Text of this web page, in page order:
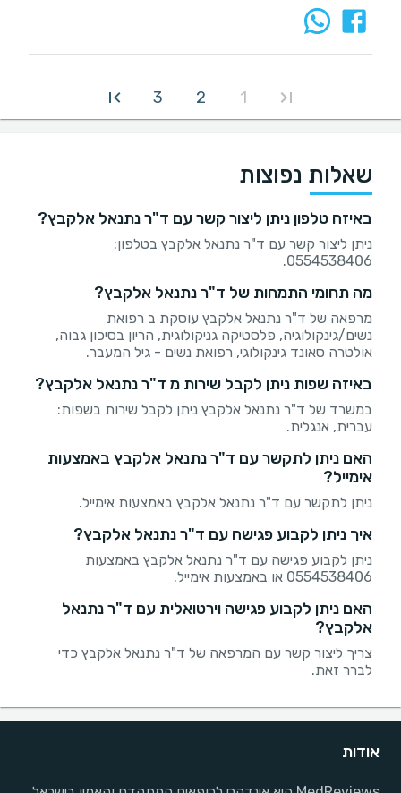
1
2
3
שאלות נפוצות
באיזה טלפון ניתן ליצור קשר עם ד"ר נתנאל אלקבץ?
ניתן ליצור קשר עם ד"ר נתנאל אלקבץ בטלפון:
0554538406.
מה תחומי התמחות של ד"ר נתנאל אלקבץ?
מרפאה של ד"ר נתנאל אלקבץ עוסקת ב רפואת
נשים/גינקולוגיה, פלסטיקה גניקולוגית, הריון בסיכון גבוה,
אולטרה סאונד גינקולוגי, רפואת נשים - גיל המעבר.
באיזה שפות ניתן לקבל שירות מ ד"ר נתנאל אלקבץ?
במשרד של ד"ר נתנאל אלקבץ ניתן לקבל שירות בשפות:
עברית, אנגלית.
האם ניתן לתקשר עם ד"ר נתנאל אלקבץ באמצעות
אימייל?
ניתן לתקשר עם ד"ר נתנאל אלקבץ באמצעות אימייל.
איך ניתן לקבוע פגישה עם ד"ר נתנאל אלקבץ?
ניתן לקבוע פגישה עם ד"ר נתנאל אלקבץ באמצעות
0554538406 או באמצעות אימייל.
האם ניתן לקבוע פגישה וירטואלית עם ד"ר נתנאל
אלקבץ?
צריך ליצור קשר עם המרפאה של ד"ר נתנאל אלקבץ כדי
לברר זאת.
אודות